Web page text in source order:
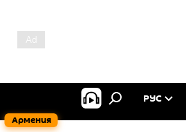
Армения
РУС